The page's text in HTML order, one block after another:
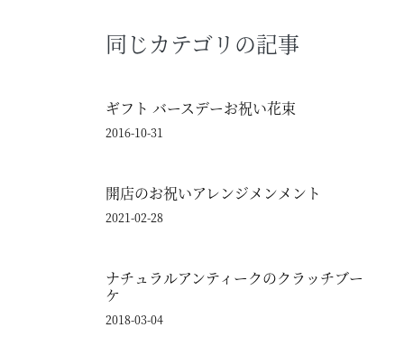
同じカテゴリの記事
ギフト バースデーお祝い花束
2016-10-31
開店のお祝いアレンジメンメント
2021-02-28
ナチュラルアンティークのクラッチブー
ケ
2018-03-04